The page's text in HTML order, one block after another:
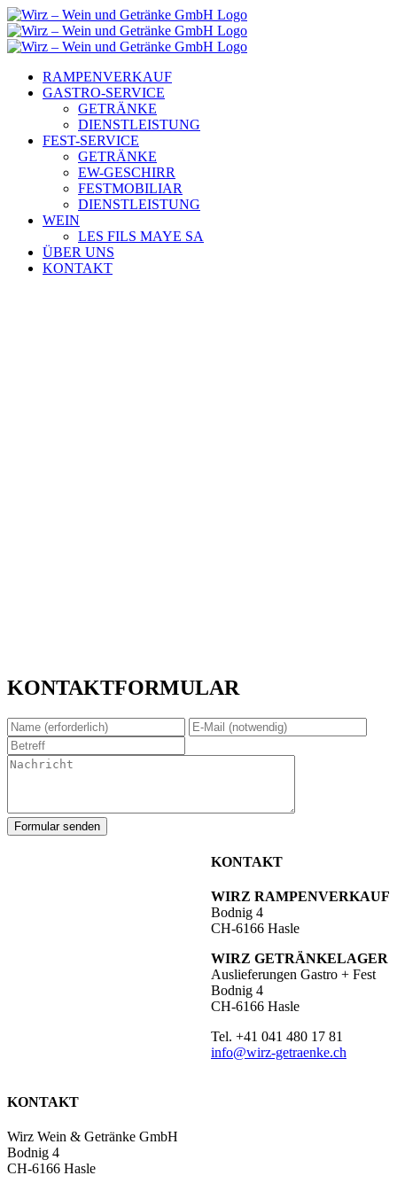
Zum
Inhalt
springen
RAMPENVERKAUF
GASTRO-SERVICE
GETRÄNKE
DIENSTLEISTUNG
FEST-SERVICE
GETRÄNKE
EW-GESCHIRR
FESTMOBILIAR
DIENSTLEISTUNG
WEIN
LES FILS MAYE SA
ÜBER UNS
KONTAKT
KONTAKTFORMULAR
KONTAKT
WIRZ RAMPENVERKAUF
Bodnig 4
CH-6166 Hasle
WIRZ GETRÄNKELAGER
Auslieferungen Gastro + Fest
Bodnig 4
CH-6166 Hasle
Tel. +41 041 480 17 81
info@wirz-getraenke.ch
KONTAKT
Wirz Wein & Getränke GmbH
Bodnig 4
CH-6166 Hasle